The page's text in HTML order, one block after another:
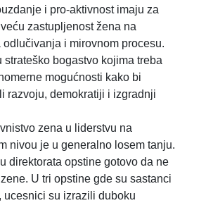
i pro-aktivnost imaju za
zastupljenost žena na
odlučivanja i mirovnom procesu.
strateško bogastvo kojima treba
mogućnosti kako bi
razvoju, demokratiji i izgradnji
zena u liderstvu na
nivou je u generalno losem tanju.
direktorata opstine gotovo da ne
U tri opstine gde su sastanci
ucesnici su izrazili duboku